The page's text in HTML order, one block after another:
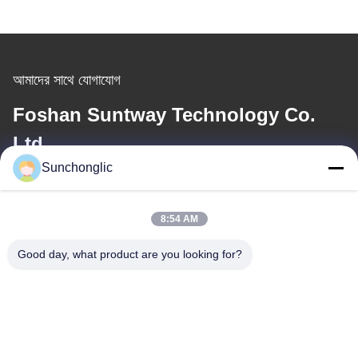
আমাদের সাথে যোগাযোগ
Foshan Suntway Technology Co.
Ltd.
ই-মেইল
factory01@sunchonglic.com
Sunchonglic
8:54 AM
Good day, what product are you looking for?